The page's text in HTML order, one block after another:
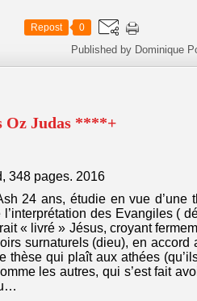
Repost 0
Published by Dominique
Oz Judas ****+
348 pages. 2016
24 ans, étudie en vue d’une
l’interprétation des Evangiles (
« livré » Jésus, croyant
surnaturels (dieu), en
thèse qui plaît aux athées
les autres, qui s’est fait